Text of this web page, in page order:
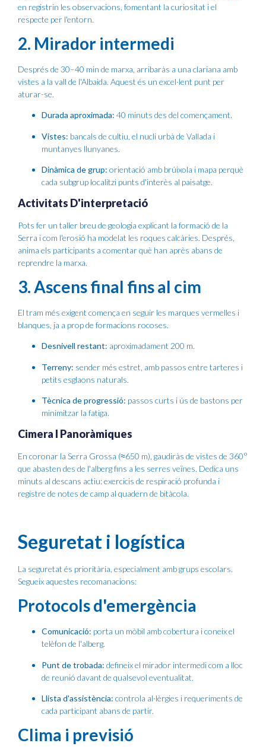
en registrin les observacions, fomentant la curiositat i el
respecte per l'entorn.
2. Mirador intermedi
Després de 30–40 min de marxa, arribaràs a una clariana amb
vistes a la vall de l'Albaida. Aquest és un excel·lent punt per
aturar-se.
Durada aproximada: 40 minuts des del començament.
Vistes: bancals de cultiu, el nucli urbà de Vallada i
muntanyes llunyanes.
Dinàmica de grup: orientació amb brúixola i mapa perquè
cada subgrup localitzi punts d'interès al paisatge.
Activitats D'interpretació
Pots fer un taller breu de geologia explicant la formació de la
Serra i com l'erosió ha modelat les roques calcàries. Després,
anima els participants a comentar què han après abans de
reprendre la marxa.
3. Ascens final fins al cim
El tram més exigent comença en seguir les marques vermelles i
blanques, ja a prop de formacions rocoses.
Desnivell restant: aproximadament 200 m.
Terreny: sender més estret, amb passos entre tarteres i
petits esglaons naturals.
Tècnica de progressió: passos curts i ús de bastons per
minimitzar la fatiga.
Cimera I Panoràmiques
En coronar la Serra Grossa (≈650 m), gaudiràs de vistes de 360°
que abasten des de l'alberg fins a les serres veïnes. Dedica uns
minuts al descans actiu: exercicis de respiració profunda i
registre de notes de camp al quadern de bitàcola.
Seguretat i logística
La seguretat és prioritària, especialment amb grups escolars.
Segueix aquestes recomanacions:
Protocols d'emergència
Comunicació: porta un mòbil amb cobertura i coneix el
telèfon de l'alberg.
Punt de trobada: defineix el mirador intermedi com a lloc
de reunió davant de qualsevol eventualitat.
Llista d'assistència: controla al·lèrgies i requeriments de
cada participant abans de partir.
Clima i previsió